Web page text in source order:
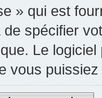
» qui est
spécifier
Le
vous